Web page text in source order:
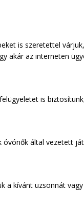
is szeretettel
akár az interneten
is
óvónők által vezetett
a kívánt uzsonnát